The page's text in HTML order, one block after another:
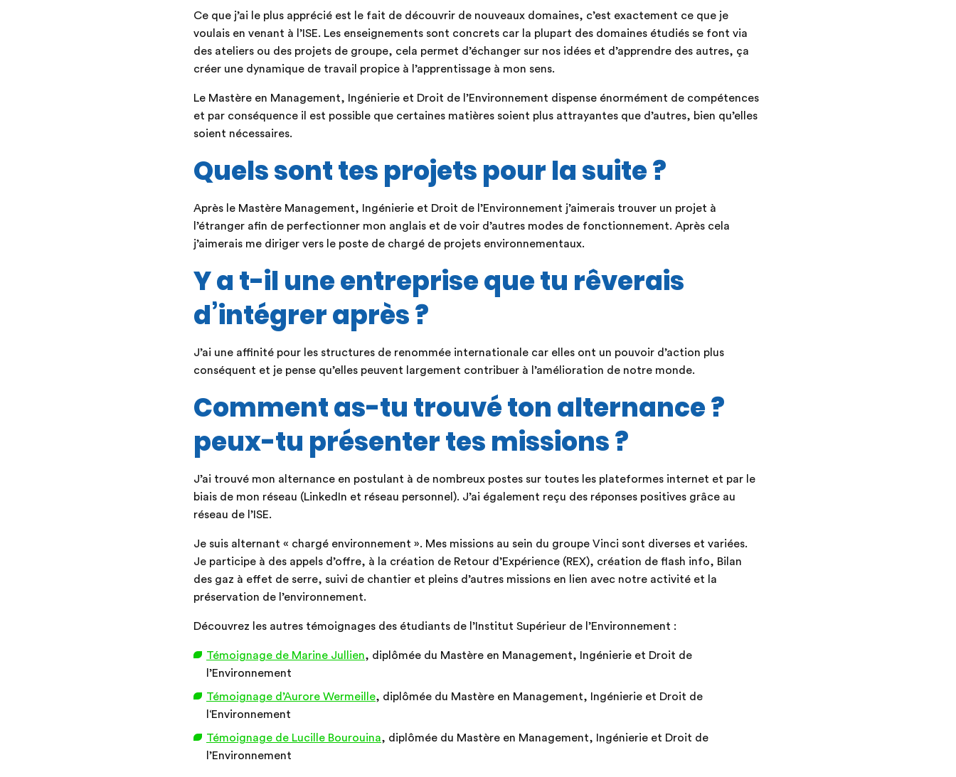
Ce que j’ai le plus apprécié est le fait de découvrir de nouveaux domaines, c’est exactement ce que je
voulais en venant à l’ISE. Les enseignements sont concrets car la plupart des domaines étudiés se font via
des ateliers ou des projets de groupe, cela permet d’échanger sur nos idées et d’apprendre des autres, ça
créer une dynamique de travail propice à l’apprentissage à mon sens.
Le Mastère en Management, Ingénierie et Droit de l’Environnement dispense énormément de compétences
et par conséquence il est possible que certaines matières soient plus attrayantes que d’autres, bien qu’elles
soient nécessaires.
Quels sont tes projets pour la suite ?
Après le Mastère Management, Ingénierie et Droit de l’Environnement j’aimerais trouver un projet à
l’étranger afin de perfectionner mon anglais et de voir d’autres modes de fonctionnement. Après cela
j’aimerais me diriger vers le poste de chargé de projets environnementaux.
Y a t-il une entreprise que tu rêverais
d’intégrer après ?
J’ai une affinité pour les structures de renommée internationale car elles ont un pouvoir d’action plus
conséquent et je pense qu’elles peuvent largement contribuer à l’amélioration de notre monde.
Comment as-tu trouvé ton alternance ?
peux-tu présenter tes missions ?
J’ai trouvé mon alternance en postulant à de nombreux postes sur toutes les plateformes internet et par le
biais de mon réseau (LinkedIn et réseau personnel). J’ai également reçu des réponses positives grâce au
réseau de l’ISE.
Je suis alternant « chargé environnement ». Mes missions au sein du groupe Vinci sont diverses et variées.
Je participe à des appels d’offre, à la création de Retour d’Expérience (REX), création de flash info, Bilan
des gaz à effet de serre, suivi de chantier et pleins d’autres missions en lien avec notre activité et la
préservation de l’environnement.
Découvrez les autres témoignages des étudiants de l’Institut Supérieur de l’Environnement :
Témoignage de Marine Jullien, diplômée du Mastère en Management, Ingénierie et Droit de
l’Environnement
Témoignage d’Aurore Wermeille, diplômée du Mastère en Management, Ingénierie et Droit de
l‘Environnement
Témoignage de Lucille Bourouina, diplômée du Mastère en Management, Ingénierie et Droit de
l’Environnement